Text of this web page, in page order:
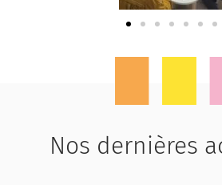
Nos dernières